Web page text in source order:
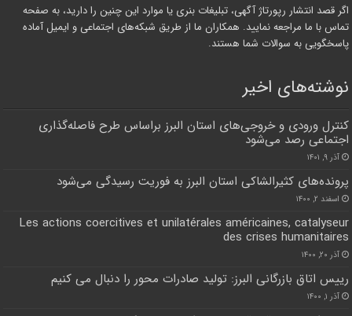
اگر قصد انتشار رپورتاژ آگهی، تبلیغات بنری یا موارد این چنین را دارید، به صفحه
تماس با ما مراجعه نمایید. همکاران ما از طریق شبکه‌های اجتماعی و ایمیل آماده
پاسخگویی به سوالات شما هستند.
نوشته‌های اخیر
کنترل ورودی و خروجی‌های استان البرز براساس طرح فاصله‌گذاری
اجتماعی رصد می‌شود
آذر ۹, ۱۴۰۱
پرونده‌های کثیرالشاکی استان البرز به فوریت رسیدگی می‌شود
اسفند ۲, ۱۴۰۰
Les actions coercitives et unilatérales américaines, catalyseur
des crises humanitaires
آذر ۲۰, ۱۴۰۰
رییس اتاق بازرگانی البرز: تولید صادرات محور را دنبال می کنیم
آذر ۱, ۱۴۰۰